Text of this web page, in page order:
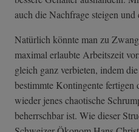
auch die Nachfrage steigen
Natürlich könnte man zu
maximal erlaubte Arbeitszeit
gleich ganz verbieten, indem
bestimmte Kontingente
wieder jenes chaotische
beherrschbar ist. Wie dieser